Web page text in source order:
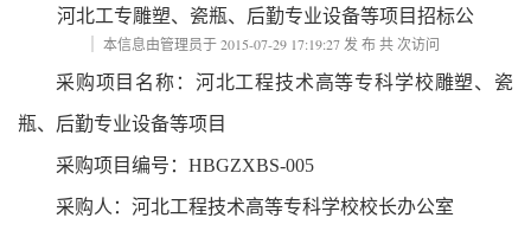
河北工专雕塑、瓷瓶、后勤专业设备等项目招标公
本信息由管理员于2015-07-29 17:19:27 发 布 共次访问
采购项目名称：河北工程技术高等专科学校雕塑、瓷
瓶、后勤专业设备等项目
采购项目编号：HBGZXBS-005
采购人：河北工程技术高等专科学校校长办公室